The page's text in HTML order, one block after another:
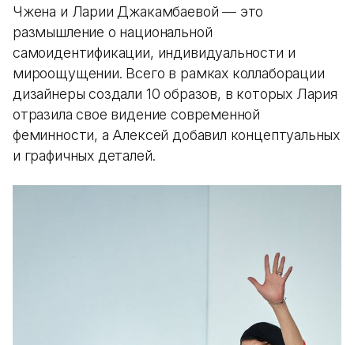
Чжена и Ларии Джакамбаевой — это
размышление о национальной
самоидентификации, индивидуальности и
мироощущении. Всего в рамках коллаборации
дизайнеры создали 10 образов, в которых Лария
отразила свое видение современной
феминности, а Алексей добавил концептуальных
и графичных деталей.